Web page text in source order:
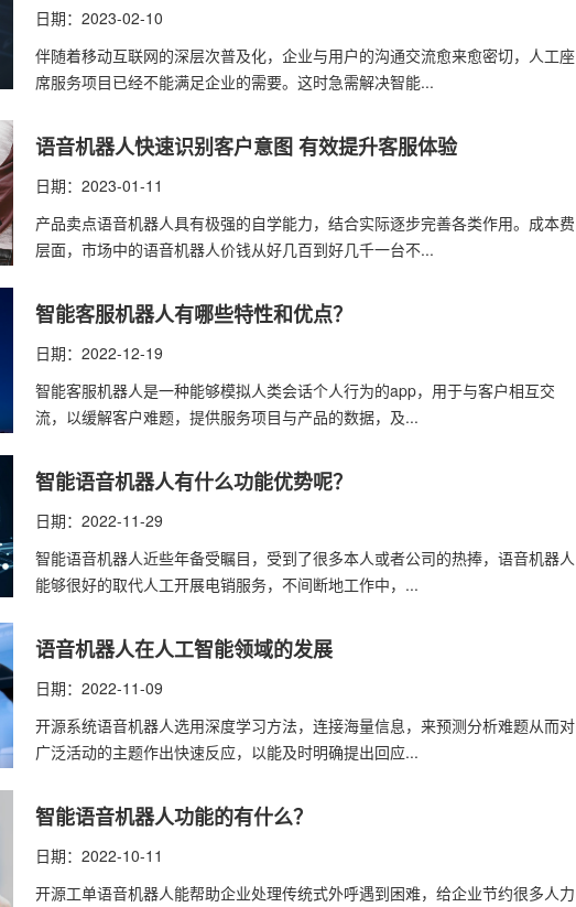
日期：2023-02-10
伴随着移动互联网的深层次普及化，企业与用户的沟通交流愈来愈密切，人工座
席服务项目已经不能满足企业的需要。这时急需解决智能...
语音机器人快速识别客户意图 有效提升客服体验
日期：2023-01-11
产品卖点语音机器人具有极强的自学能力，结合实际逐步完善各类作用。成本费
层面，市场中的语音机器人价钱从好几百到好几千一台不...
智能客服机器人有哪些特性和优点？
日期：2022-12-19
智能客服机器人​是一种能够模拟人类会话个人行为的app，用于与客户相互交
流，以缓解客户难题，提供服务项目与产品的数据，及...
智能语音机器人有什么功能优势呢？
日期：2022-11-29
智能语音机器人​近些年备受瞩目，受到了很多本人或者公司的热捧，语音机器人
能够很好的取代人工开展电销服务，不间断地工作中，...
语音机器人在人工智能领域的发展
日期：2022-11-09
开源系统语音机器人​选用深度学习方法，连接海量信息，来预测分析难题从而对
广泛活动的主题作出快速反应，以能及时明确提出回应...
智能语音机器人功能的有什么？
日期：2022-10-11
开源工单语音机器人能帮助企业处理传统式外呼遇到困难，给企业节约很多人力